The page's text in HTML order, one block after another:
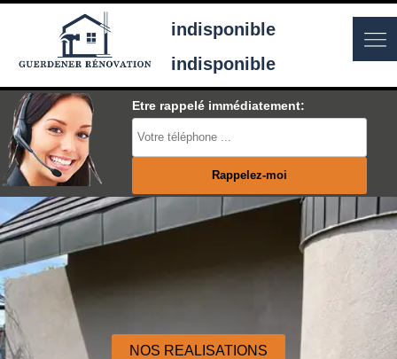
indisponible
indisponible
Etre rappelé immédiatement:
NOS REALISATIONS